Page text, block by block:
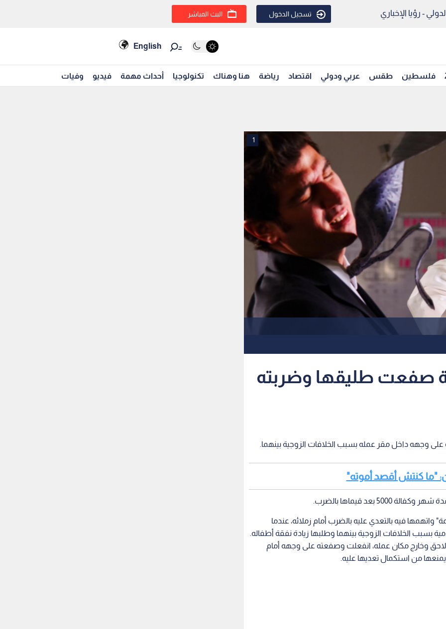
- رؤيا الإخباري تسجيل الدخول البث المباشر
English
فلسطين طقس عربي ودولي اقتصاد رياضة هنا وهناك تكنولوجيا أحداث مهمة فيديو وفيات
1
طليقها وضربته
داخل مقر عمله بسبب الخلافات الزوجية بينهما.
"ما كنتش أقصد أموته"
بعد قيماها بالضرب.
فيه بالتعدي عليه بالضرب أمام زملائه، عندما
بسبب الخلافات الزوجية بينهما وطلبها زيادة نفقة أطفاله.
وخارج مكان عمله، انفعلت وصفعته على وجهه أمام
من استكمال تعديها عليه.